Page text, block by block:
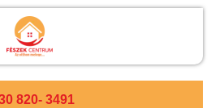
820- 3491